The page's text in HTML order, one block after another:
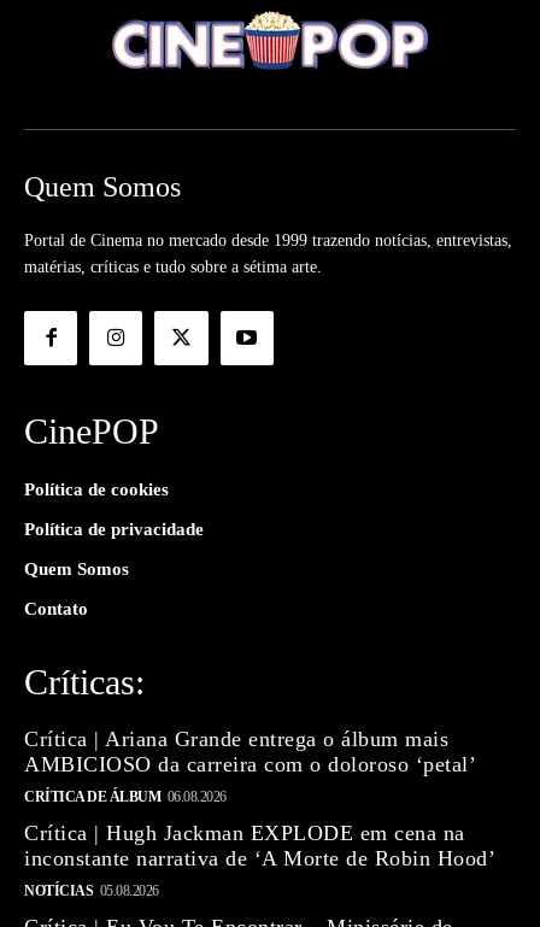
Quem Somos
Portal de Cinema no mercado desde 1999 trazendo notícias, entrevistas,
matérias, críticas e tudo sobre a sétima arte.
CinePOP
Política de cookies
Política de privacidade
Quem Somos
Contato
Críticas:
Crítica | Ariana Grande entrega o álbum mais
AMBICIOSO da carreira com o doloroso ‘petal’
CRÍTICA DE ÁLBUM 06.08.2026
Crítica | Hugh Jackman EXPLODE em cena na
inconstante narrativa de ‘A Morte de Robin Hood’
NOTÍCIAS 05.08.2026